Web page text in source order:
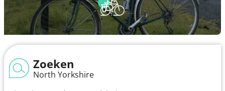
Zoeken
North Yorkshire